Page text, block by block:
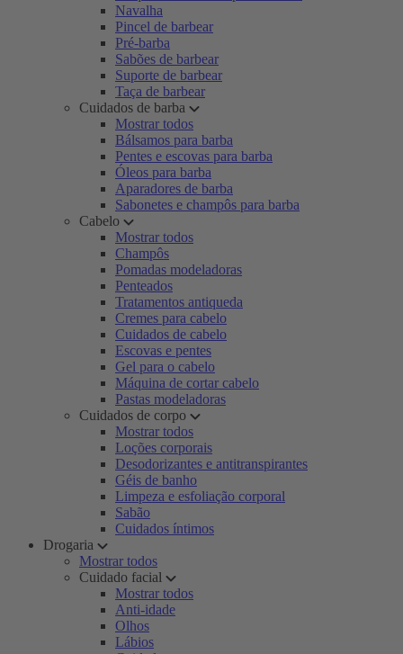
Navalha
Pincel de barbear
Pré-barba
Sabões de barbear
Suporte de barbear
Taça de barbear
Cuidados de barba
Mostrar todos
Bálsamos para barba
Pentes e escovas para barba
Óleos para barba
Aparadores de barba
Sabonetes e champôs para barba
Cabelo
Mostrar todos
Champôs
Pomadas modeladoras
Penteados
Tratamentos antiqueda
Cremes para cabelo
Cuidados de cabelo
Escovas e pentes
Gel para o cabelo
Máquina de cortar cabelo
Pastas modeladoras
Cuidados de corpo
Mostrar todos
Loções corporais
Desodorizantes e antitranspirantes
Géis de banho
Limpeza e esfoliação corporal
Sabão
Cuidados íntimos
Drogaria
Mostrar todos
Cuidado facial
Mostrar todos
Anti-idade
Olhos
Lábios